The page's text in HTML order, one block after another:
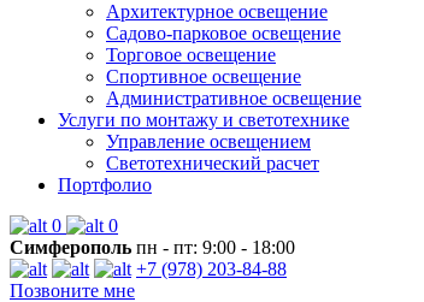
Архитектурное освещение
Садово-парковое освещение
Торговое освещение
Спортивное освещение
Административное освещение
Услуги по монтажу и светотехнике
Управление освещением
Светотехнический расчет
Портфолио
0
0
Симферополь пн - пт: 9:00 - 18:00
+7 (978) 203-84-88
Позвоните мне